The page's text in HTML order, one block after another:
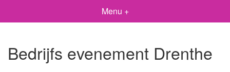
Menu +
Bedrijfs evenement Drenthe